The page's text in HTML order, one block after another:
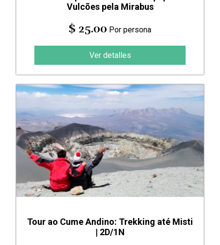
Vulcões pela Mirabus
$ 25.00 Por persona
Ver detalles
Tour ao Cume Andino: Trekking até Misti
| 2D/1N